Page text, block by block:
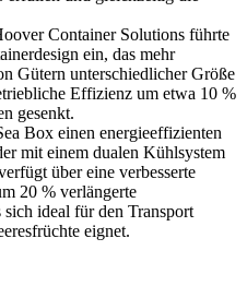
Container Solutions führte
ein, das mehr
Gütern unterschiedlicher Größe
Effizienz um etwa 10 %
gesenkt.
Box einen energieeffizienten
mit einem dualen Kühlsystem
über eine verbesserte
20 % verlängerte
ideal für den Transport
eignet.